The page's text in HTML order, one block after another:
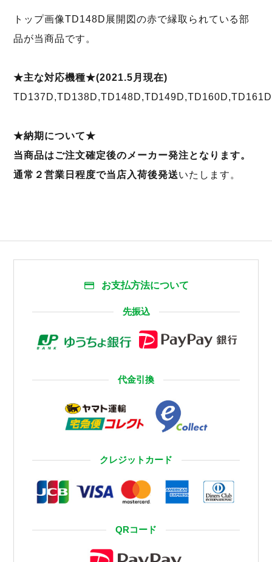
トップ画像TD148D展開図の赤で縁取られている部
品が当商品です。
★主な対応機種★(2021.5月現在)
★納期について★
当商品はご注文確定後のメーカー発注となります。
通常２営業日程度で当店入荷後発送いたします。
お支払方法について
先振込
代金引換
クレジットカード
QRコード